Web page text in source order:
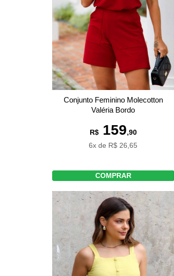
Conjunto Feminino Molecotton
Valéria Bordo
R$159,90
6x de R$ 26,65
COMPRAR